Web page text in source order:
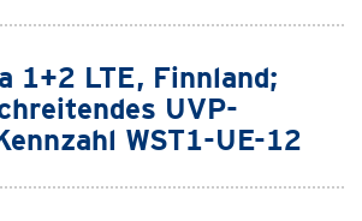
1+2 LTE, Finnland;
UVP-
WST1-UE-12